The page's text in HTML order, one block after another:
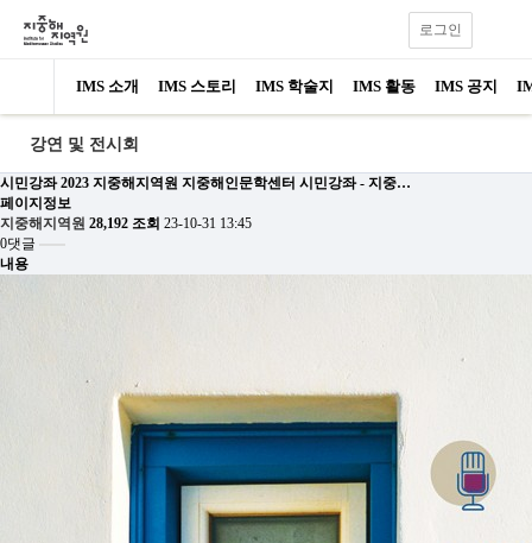
IMS 소개 IMS 스토리 IMS 학술지 IMS 활동 IMS 공지
로그인
강연 및 전시회
시민강좌 2023 지중해지역원 지중해인문학센터 시민강좌 - 지중…
페이지정보
지중해지역원 28,192 조회 23-10-31 13:45
0댓글
내용